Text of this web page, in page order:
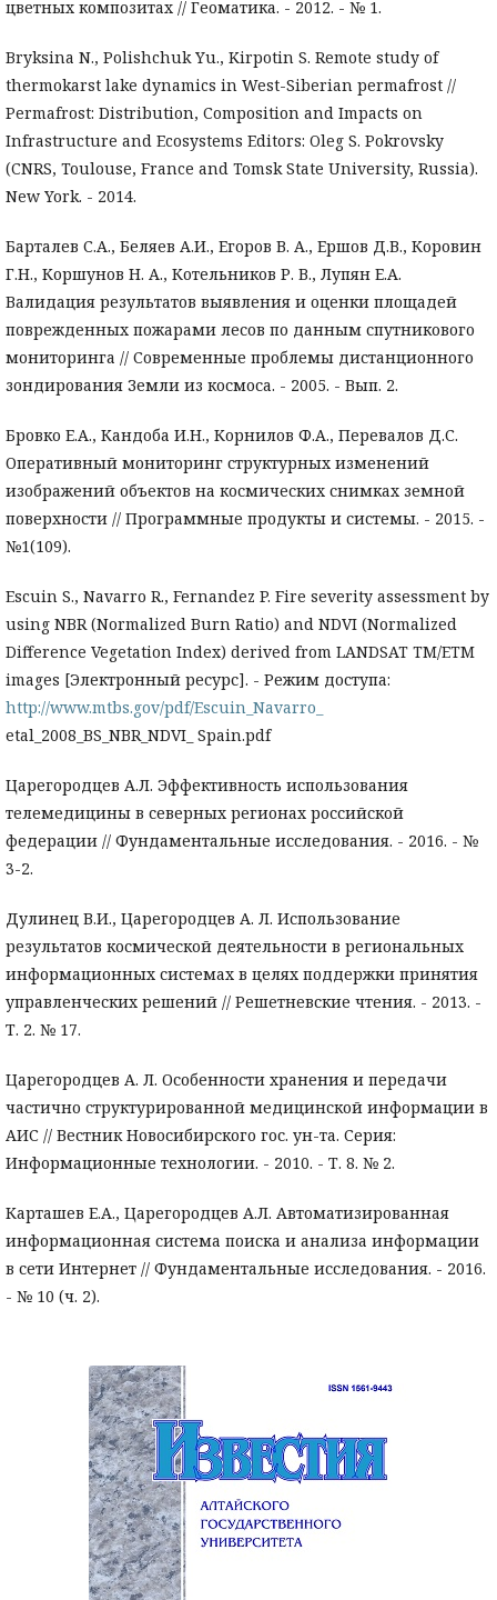
цветных композитах // Геоматика. - 2012. - № 1.
Bryksina N., Polishchuk Yu., Kirpotin S. Remote study of
thermokarst lake dynamics in West-Siberian permafrost //
Permafrost: Distribution, Composition and Impacts on
Infrastructure and Ecosystems Editors: Oleg S. Pokrovsky
(CNRS, Toulouse, France and Tomsk State University, Russia).
New York. - 2014.
Барталев С.А., Беляев А.И., Егоров В. А., Ершов Д.В., Коровин
Г.Н., Коршунов Н. А., Котельников Р. В., Лупян Е.А.
Валидация результатов выявления и оценки площадей
поврежденных пожарами лесов по данным спутникового
мониторинга // Современные проблемы дистанционного
зондирования Земли из космоса. - 2005. - Вып. 2.
Бровко Е.А., Кандоба И.Н., Корнилов Ф.А., Перевалов Д.С.
Оперативный мониторинг структурных изменений
изображений объектов на космических снимках земной
поверхности // Программные продукты и системы. - 2015. -
№1(109).
Escuin S., Navarro R., Fernandez P. Fire severity assessment by
using NBR (Normalized Burn Ratio) and NDVI (Normalized
Difference Vegetation Index) derived from LANDSAT TM/ETM
images [Электронный ресурс]. - Режим доступа:
http://www.mtbs.gov/pdf/Escuin_Navarro_
etal_2008_BS_NBR_NDVI_ Spain.pdf
Царегородцев А.Л. Эффективность использования
телемедицины в северных регионах российской
федерации // Фундаментальные исследования. - 2016. - №
3-2.
Дулинец В.И., Царегородцев А. Л. Использование
результатов космической деятельности в региональных
информационных системах в целях поддержки принятия
управленческих решений // Решетневские чтения. - 2013. -
Т. 2. № 17.
Царегородцев А. Л. Особенности хранения и передачи
частично структурированной медицинской информации в
АИС // Вестник Новосибирского гос. ун-та. Серия:
Информационные технологии. - 2010. - Т. 8. № 2.
Карташев Е.А., Царегородцев А.Л. Автоматизированная
информационная система поиска и анализа информации
в сети Интернет // Фундаментальные исследования. - 2016.
- № 10 (ч. 2).